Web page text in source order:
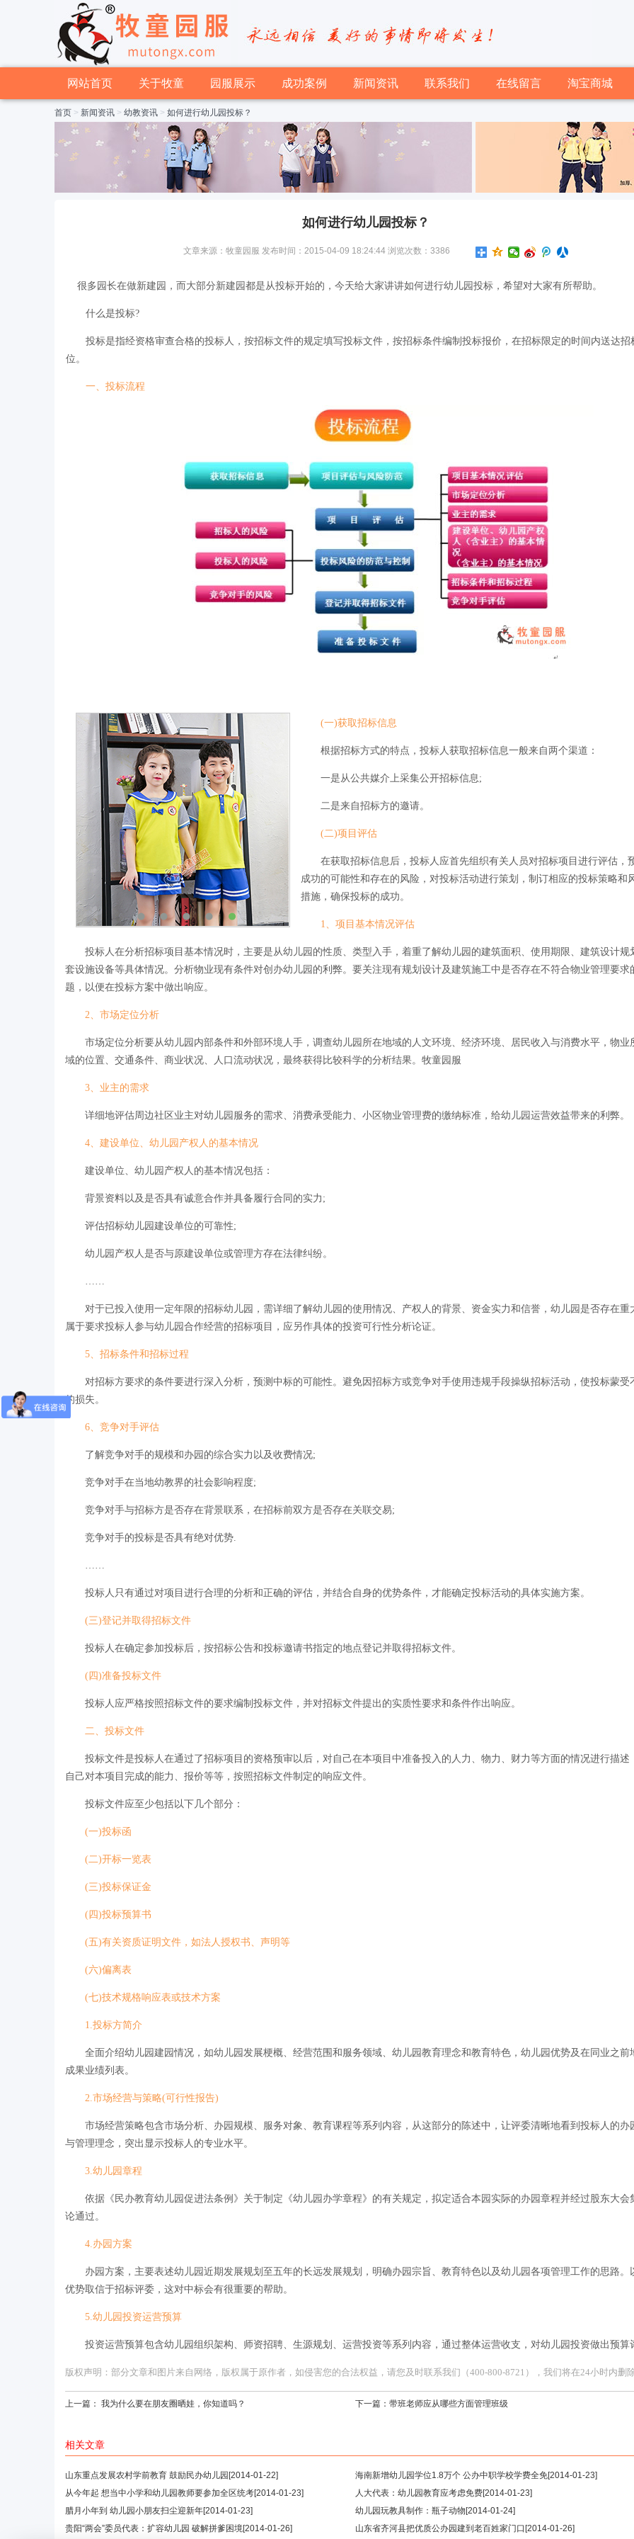
网站首页 关于牧童 园服展示 成功案例 新闻资讯 联系我们 在线留言 淘宝商城
首页 > 新闻资讯 > 幼教资讯 > 如何进行幼儿园投标？
如何进行幼儿园投标？
文章来源：牧童园服 发布时间：2015-04-09 18:24:44 浏览次数：3386
很多园长在做新建园，而大部分新建园都是从投标开始的，今天给大家讲讲如何进行幼儿园投标，希望对大家有所帮助。
什么是投标?
投标是指经资格审查合格的投标人，按招标文件的规定填写投标文件，按招标条件编制投标报价，在招标限定的时间内送达招
位。
一、投标流程
(一)获取招标信息
根据招标方式的特点，投标人获取招标信息一般来自两个渠道：
一是从公共媒介上采集公开招标信息;
二是来自招标方的邀请。
(二)项目评估
在获取招标信息后，投标人应首先组织有关人员对招标项目进行评估，
成功的可能性和存在的风险，对投标活动进行策划，制订相应的投标策略和
措施，确保投标的成功。
1、项目基本情况评估
投标人在分析招标项目基本情况时，主要是从幼儿园的性质、类型入手，着重了解幼儿园的建筑面积、使用期限、建筑设计规
套设施设备等具体情况。分析物业现有条件对创办幼儿园的利弊。要关注现有规划设计及建筑施工中是否存在不符合物业管理要求
题，以便在投标方案中做出响应。
2、市场定位分析
市场定位分析要从幼儿园内部条件和外部环境人手，调查幼儿园所在地域的人文环境、经济环境、居民收入与消费水平，物业
域的位置、交通条件、商业状况、人口流动状况，最终获得比较科学的分析结果。牧童园服
3、业主的需求
详细地评估周边社区业主对幼儿园服务的需求、消费承受能力、小区物业管理费的缴纳标准，给幼儿园运营效益带来的利弊。
4、建设单位、幼儿园产权人的基本情况
建设单位、幼儿园产权人的基本情况包括：
背景资料以及是否具有诚意合作并具备履行合同的实力;
评估招标幼儿园建设单位的可靠性;
幼儿园产权人是否与原建设单位或管理方存在法律纠纷。
对于已投入使用一定年限的招标幼儿园，需详细了解幼儿园的使用情况、产权人的背景、资金实力和信誉，幼儿园是否存在重
属于要求投标人参与幼儿园合作经营的招标项目，应另作具体的投资可行性分析论证。
5、招标条件和招标过程
对招标方要求的条件要进行深入分析，预测中标的可能性。避免因招标方或竞争对手使用违规手段操纵招标活动，使投标蒙受
的损失。
6、竞争对手评估
了解竞争对手的规模和办园的综合实力以及收费情况;
竞争对手在当地幼教界的社会影响程度;
竞争对手与招标方是否存在背景联系，在招标前双方是否存在关联交易;
竞争对手的投标是否具有绝对优势.
投标人只有通过对项目进行合理的分析和正确的评估，并结合自身的优势条件，才能确定投标活动的具体实施方案。
(三)登记并取得招标文件
投标人在确定参加投标后，按招标公告和投标邀请书指定的地点登记并取得招标文件。
(四)准备投标文件
投标人应严格按照招标文件的要求编制投标文件，并对招标文件提出的实质性要求和条件作出响应。
二、投标文件
投标文件是投标人在通过了招标项目的资格预审以后，对自己在本项目中准备投入的人力、物力、财力等方面的情况进行描述
自己对本项目完成的能力、报价等等，按照招标文件制定的响应文件。
投标文件应至少包括以下几个部分：
(一)投标函
(二)开标一览表
(三)投标保证金
(四)投标预算书
(五)有关资质证明文件，如法人授权书、声明等
(六)偏离表
(七)技术规格响应表或技术方案
1.投标方简介
全面介绍幼儿园建园情况，如幼儿园发展梗概、经营范围和服务领域、幼儿园教育理念和教育特色，幼儿园优势及在同业之前
成果业绩列表。
2.市场经营与策略(可行性报告)
市场经营策略包含市场分析、办园规模、服务对象、教育课程等系列内容，从这部分的陈述中，让评委清晰地看到投标人的办
与管理理念，突出显示投标人的专业水平。
3.幼儿园章程
依据《民办教育幼儿园促进法条例》关于制定《幼儿园办学章程》的有关规定，拟定适合本园实际的办园章程并经过股东大会
论通过。
4.办园方案
办园方案，主要表述幼儿园近期发展规划至五年的长远发展规划，明确办园宗旨、教育特色以及幼儿园各项管理工作的思路。
优势取信于招标评委，这对中标会有很重要的帮助。
5.幼儿园投资运营预算
投资运营预算包含幼儿园组织架构、师资招聘、生源规划、运营投资等系列内容，通过整体运营收支，对幼儿园投资做出预算
版权声明：部分文章和图片来自网络，版权属于原作者，如侵害您的合法权益，请您及时联系我们（400-800-8721），我们将在24小时内删
上一篇： 我为什么要在朋友圈晒娃，你知道吗？ 下一篇： 带班老师应从哪些方面管理班级
相关文章
山东重点发展农村学前教育 鼓励民办幼儿园 [2014-01-22] 海南新增幼儿园学位1.8万个 公办中职学校学费全免[2014-01-23]
从今年起 想当中小学和幼儿园教师要参加全区统考[2014-01-23] 人大代表：幼儿园教育应考虑免费[2014-01-23]
腊月小年到 幼儿园小朋友扫尘迎新年[2014-01-23] 幼儿园玩教具制作：瓶子动物 [2014-01-24]
贵阳“两会”委员代表：扩容幼儿园 破解拼爹困境[2014-01-26] 山东省齐河县把优质公办园建到老百姓家门口 [2014-01-26]